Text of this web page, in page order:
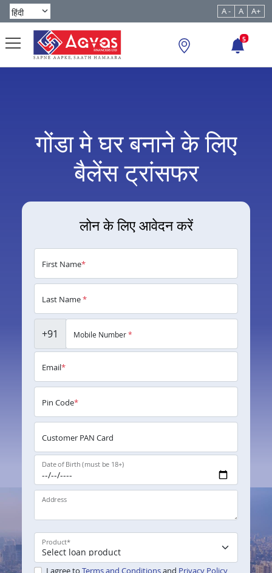
A - A A+
5
गोंडा मे घर बनाने के लिए
बैलेंस ट्रांसफर
लोन के लिए आवेदन करें
First Name*
Last Name*
+91 Mobile Number*
Email*
Pin Code*
Customer PAN Card
Date of Birth (must be 18+)
Address
Product*
I agree to Terms and Conditionsand Privacy Policy